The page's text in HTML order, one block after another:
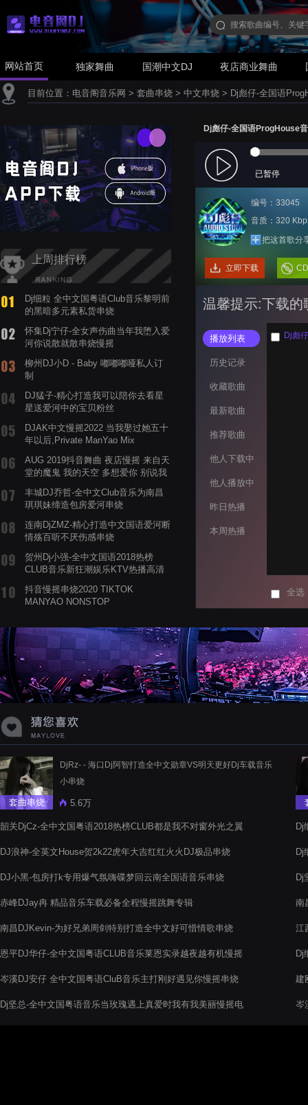
网站首页 独家舞曲 国潮中文DJ 夜店商业舞曲
目前位置： 电音阁音乐网 > 套曲串烧 > 中文串烧 > Dj彪仔-全国语
上周排行榜
Dj细粒 全中文国粤语Club音乐黎明前
的黑暗多元素私货串烧
怀集Dj宁仔-全女声伤曲当年我堕入爱
河你说散就散串烧慢摇
柳州DJ小D - Baby 嘟嘟嘟哑私人订
制
DJ猛子-精心打造我可以陪你去看星
星送爱河中的宝贝粉丝
DJAK中文慢摇2022 当我娶过她五十
年以后,Private ManYao Mix
AUG 2019抖音舞曲 夜店慢摇 来自天
堂的魔鬼 我的天空 多想爱你 别说我
丰城DJ乔哲-全中文Club音乐为南昌
琪琪妹缔造包房爱河串烧
连南DjZMZ-精心打造中文国语爱河断
情殇百听不厌伤感串烧
贺州Dj小强-全中文国语2018热榜
CLUB音乐新狂潮娱乐KTV热播高清
抖音慢摇串烧2020 TIKTOK
MANYAO NONSTOP
蝉爸爸妈妈爱存在夏天的风是想你的
声音啊
Dj彪仔-全国语ProgHouse
已暂停
编号：33045
音质：320
把这首歌分
立即下载
温馨提示:下载的
播放列表
历史记录
收藏歌曲
最新歌曲
推荐歌曲
他人下载中
他人播放中
昨日热播
本周热播
Dj彪
全选
套曲串烧
DjRz- - 海口Dj阿智打造全中文勋章VS明天更好Dj车载音乐
小串烧
5.6万
韶关DjCz-全中文国粤语2018热榜CLUB都是我不对窗外光之翼
DJ浪神-全英文House贺2k22虎年大吉红红火火DJ极品串烧
DJ小黑-包房打k专用爆气氛嗨碟梦回云南全国语音乐串烧
赤峰DJay冉 精品音乐车载必备全程慢摇跳舞专辑
南昌DJKevin-为好兄弟周剑特别打造全中文好可惜情歌串烧
恩平DJ华仔-全中文国粤语CLUB音乐莱恩实录越夜越有机慢摇
岑溪DJ安仔 全中文国粤语CluB音乐主打刚好遇见你慢摇串烧
Dj坚总-全中文国粤语音乐当玫瑰遇上真爱时我有我美丽慢摇电
Dj
Dj
Dj
南
江
Dj
建
岑